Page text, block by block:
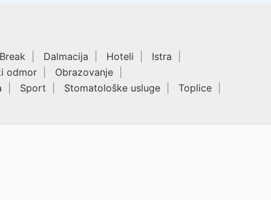
Dalmacija Hoteli
Istra
odmor
Obrazovanje
Sport Stomatološke usluge Toplice